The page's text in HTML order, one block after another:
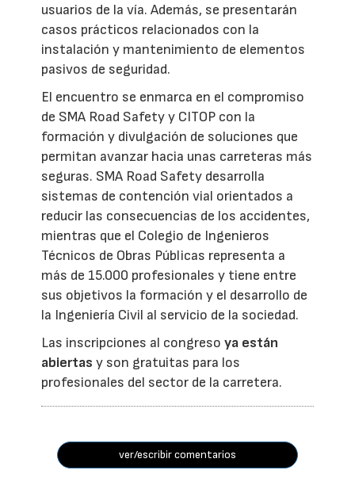
usuarios de la vía. Además, se presentarán
casos prácticos relacionados con la
instalación y mantenimiento de elementos
pasivos de seguridad.
El encuentro se enmarca en el compromiso
de SMA Road Safety y CITOP con la
formación y divulgación de soluciones que
permitan avanzar hacia unas carreteras más
seguras. SMA Road Safety desarrolla
sistemas de contención vial orientados a
reducir las consecuencias de los accidentes,
mientras que el Colegio de Ingenieros
Técnicos de Obras Públicas representa a
más de 15.000 profesionales y tiene entre
sus objetivos la formación y el desarrollo de
la Ingeniería Civil al servicio de la sociedad.
Las inscripciones al congresoya están
abiertas y son gratuitas para los
profesionales del sector de la carretera.
ver/escribir comentarios